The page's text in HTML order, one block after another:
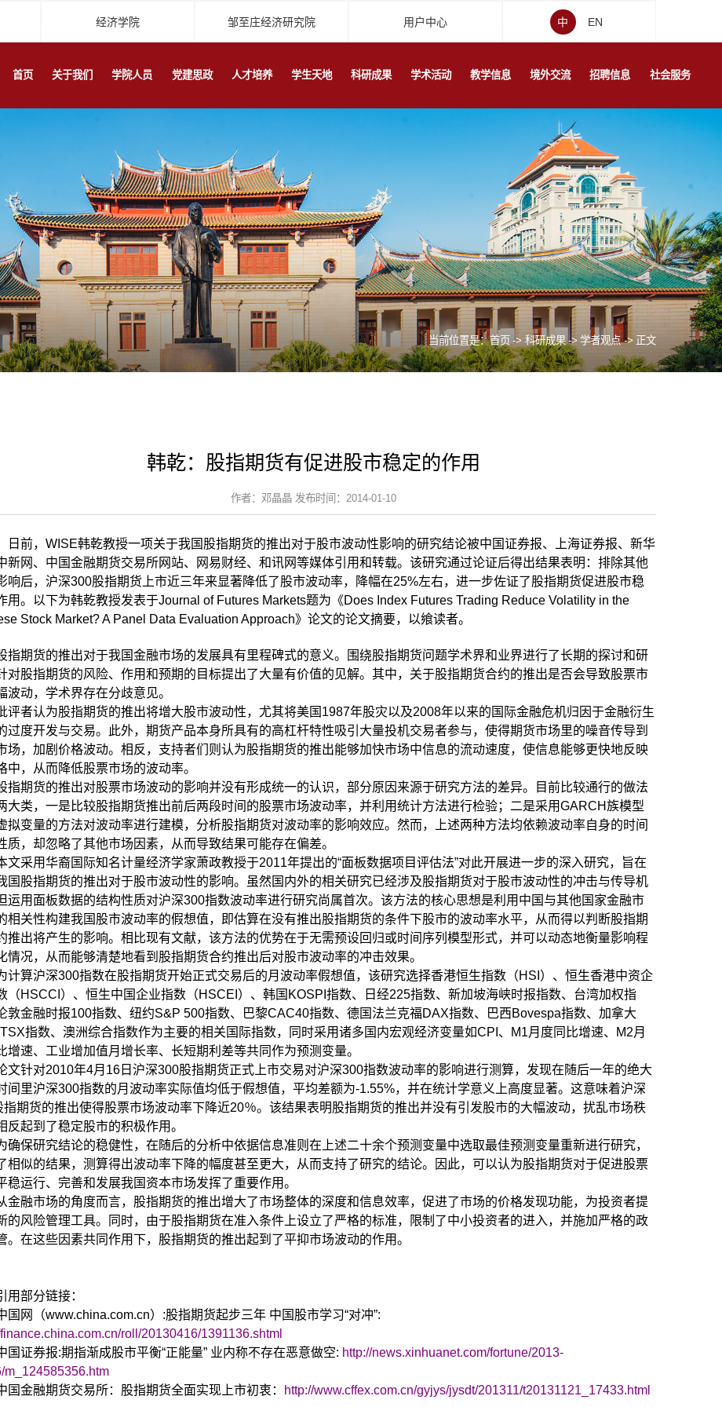
经济学院 邹至庄经济研究院 用户中心 中 EN
首页 关于我们 学院人员 党建思政 人才培养 学生天地 科研成果 学术活动 教学信息 境外交流 招聘信息 社会服务
当前位置是：首页 -> 科研成果 -> 学者观点 -> 正文
韩乾：股指期货有促进股市稳定的作用
作者：邓晶晶 发布时间：2014-01-10
日前，WISE韩乾教授一项关于我国股指期货的推出对于股市波动性影响的研究结论被中国证券报、上海证券报、新华
新网、中国金融期货交易所网站、网易财经、和讯网等媒体引用和转载。该研究通过论证后得出结果表明：排除其他
响后，沪深300股指期货上市近三年来显著降低了股市波动率，降幅在25%左右，进一步佐证了股指期货促进股市稳
用。以下为韩乾教授发表于Journal of Futures Markets题为《Does Index Futures Trading Reduce Volatility in the
Stock Market? A Panel Data Evaluation Approach》论文的论文摘要，以飨读者。
指期货的推出对于我国金融市场的发展具有里程碑式的意义。围绕股指期货问题学术界和业界进行了长期的探讨和研
对股指期货的风险、作用和预期的目标提出了大量有价值的见解。其中，关于股指期货合约的推出是否会导致股票市
波动，学术界存在分歧意见。
评者认为股指期货的推出将增大股市波动性，尤其将美国1987年股灾以及2008年以来的国际金融危机归因于金融衍生
过度开发与交易。此外，期货产品本身所具有的高杠杆特性吸引大量投机交易者参与，使得期货市场里的噪音传导到
场，加剧价格波动。相反，支持者们则认为股指期货的推出能够加快市场中信息的流动速度，使信息能够更快地反映
中，从而降低股票市场的波动率。
指期货的推出对股票市场波动的影响并没有形成统一的认识，部分原因来源于研究方法的差异。目前比较通行的做法
大类，一是比较股指期货推出前后两段时间的股票市场波动率，并利用统计方法进行检验；二是采用GARCH族模型
拟变量的方法对波动率进行建模，分析股指期货对波动率的影响效应。然而，上述两种方法均依赖波动率自身的时间
质，却忽略了其他市场因素，从而导致结果可能存在偏差。
文采用华裔国际知名计量经济学家萧政教授于2011年提出的“面板数据项目评估法”对此开展进一步的深入研究，旨在
国股指期货的推出对于股市波动性的影响。虽然国内外的相关研究已经涉及股指期货对于股市波动性的冲击与传导机
运用面板数据的结构性质对沪深300指数波动率进行研究尚属首次。该方法的核心思想是利用中国与其他国家金融市
相关性构建我国股市波动率的假想值，即估算在没有推出股指期货的条件下股市的波动率水平，从而得以判断股指期
推出将产生的影响。相比现有文献，该方法的优势在于无需预设回归或时间序列模型形式，并可以动态地衡量影响程
情况，从而能够清楚地看到股指期货合约推出后对股市波动率的冲击效果。
计算沪深300指数在股指期货开始正式交易后的月波动率假想值，该研究选择香港恒生指数（HSI）、恒生香港中资企
（HSCCI）、恒生中国企业指数（HSCEI）、韩国KOSPI指数、日经225指数、新加坡海峡时报指数、台湾加权指
敦金融时报100指数、纽约S&P 500指数、巴黎CAC40指数、德国法兰克福DAX指数、巴西Bovespa指数、加拿大
指数、澳洲综合指数作为主要的相关国际指数，同时采用诸多国内宏观经济变量如CPI、M1月度同比增速、M2月
增速、工业增加值月增长率、长短期利差等共同作为预测变量。
文针对2010年4月16日沪深300股指期货正式上市交易对沪深300指数波动率的影响进行测算，发现在随后一年的绝大
间里沪深300指数的月波动率实际值均低于假想值，平均差额为-1.55%，并在统计学意义上高度显著。这意味着沪深
指期货的推出使得股票市场波动率下降近20％。该结果表明股指期货的推出并没有引发股市的大幅波动，扰乱市场秩
反起到了稳定股市的积极作用。
确保研究结论的稳健性，在随后的分析中依据信息准则在上述二十余个预测变量中选取最佳预测变量重新进行研究，
相似的结果，测算得出波动率下降的幅度甚至更大，从而支持了研究的结论。因此，可以认为股指期货对于促进股票
稳运行、完善和发展我国资本市场发挥了重要作用。
金融市场的角度而言，股指期货的推出增大了市场整体的深度和信息效率，促进了市场的价格发现功能，为投资者提
的风险管理工具。同时，由于股指期货在准入条件上设立了严格的标准，限制了中小投资者的进入，并施加严格的政
。在这些因素共同作用下，股指期货的推出起到了平抑市场波动的作用。
用部分链接：
国网（www.china.com.cn）:股指期货起步三年 中国股市学习“对冲”:
roll/20130416/1391136.shtml
国证券报:期指渐成股市平衡“正能量” 业内称不存在恶意做空: http://news.xinhuanet.com/fortune/2013-
m_124585356.htm
国金融期货交易所：股指期货全面实现上市初衷： http://www.cffex.com.cn/gyjys/jysdt/201311/t20131121_17433.html